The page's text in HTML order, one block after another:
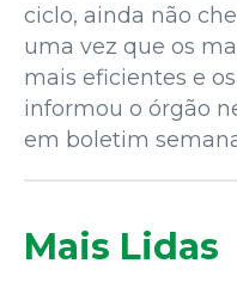
ciclo, ainda não
uma vez que os
mais eficientes e
informou o órgão
em boletim
Mais Lidas